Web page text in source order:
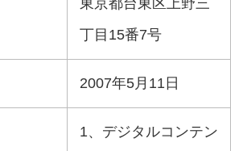
東京都台東区上野三
丁目15番7号
2007年5月11日
1、デジタルコンテン